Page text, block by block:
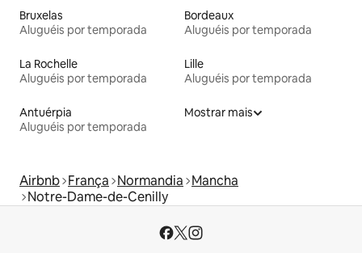
Bruxelas
Aluguéis por temporada
Bordeaux
Aluguéis por temporada
La Rochelle
Aluguéis por temporada
Lille
Aluguéis por temporada
Antuérpia
Aluguéis por temporada
Mostrar mais
Airbnb França Normandia Mancha
Notre-Dame-de-Cenilly